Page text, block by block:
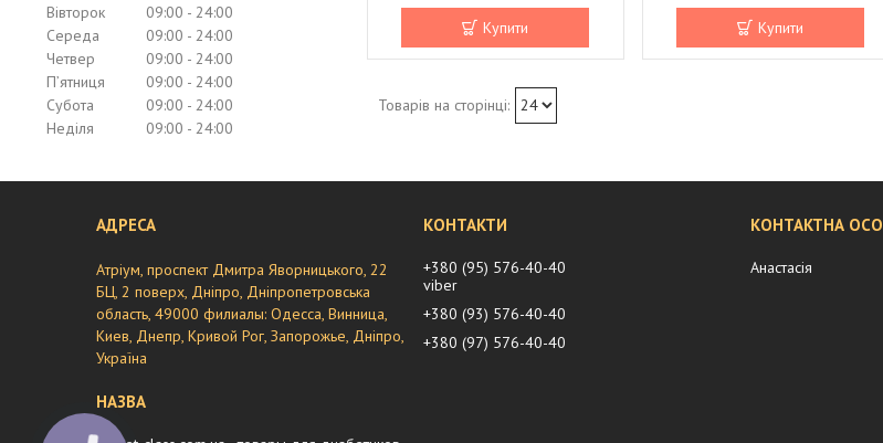
Купити Купити
Вівторок
09:00
24:00
Середа
09:00
24:00
Четвер
09:00
24:00
Пʼятниця
09:00
24:00
Субота
09:00
24:00
Неділя
09:00 24:00
Атріум, проспект Дмитра Яворницького, 22
БЦ, 2 поверх, Дніпро, Дніпропетровська
область, 49000 филиалы: Одесса, Винница,
Киев, Днепр, Кривой Рог, Запорожье, Дніпро,
Україна
+380 (95) 576-40-40
viber
+380 (93) 576-40-40
+380 (97) 576-40-40
Анастасія